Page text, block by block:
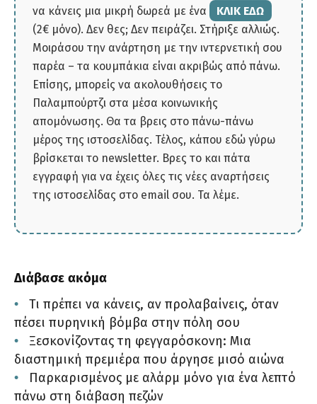
να κάνεις μια μικρή δωρεά με ένα
ΚΛΙΚ ΕΔΩ
(2€ μόνο). Δεν θες; Δεν πειράζει. Στήριξε αλλιώς.
Μοιράσου την ανάρτηση με την ιντερνετική σου
παρέα – τα κουμπάκια είναι ακριβώς από πάνω.
Επίσης, μπορείς να ακολουθήσεις το
Παλαμπούρτζι στα μέσα κοινωνικής
απομόνωσης. Θα τα βρεις στο πάνω-πάνω
μέρος της ιστοσελίδας. Τέλος, κάπου εδώ γύρω
βρίσκεται το newsletter. Βρες το και πάτα
εγγραφή για να έχεις όλες τις νέες αναρτήσεις
της ιστοσελίδας στο email σου. Τα λέμε.
Διάβασε ακόμα
Τι πρέπει να κάνεις, αν προλαβαίνεις, όταν
πέσει πυρηνική βόμβα στην πόλη σου
Ξεσκονίζοντας τη φεγγαρόσκονη: Μια
διαστημική πρεμιέρα που άργησε μισό αιώνα
Παρκαρισμένος με αλάρμ μόνο για ένα λεπτό
πάνω στη διάβαση πεζών